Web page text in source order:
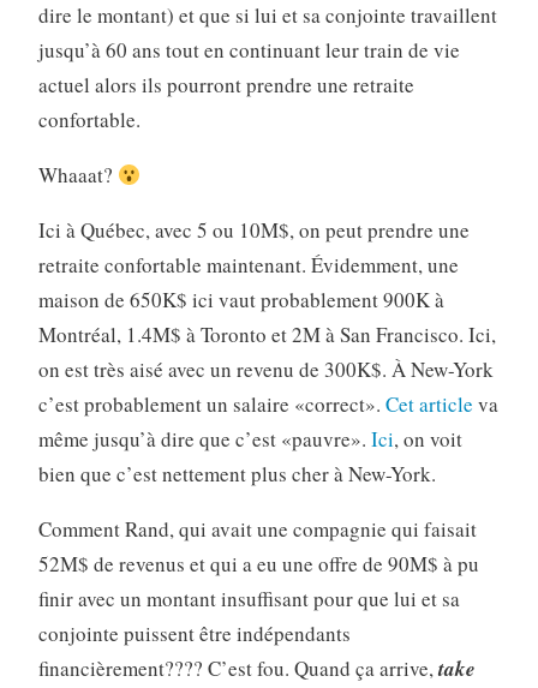
dire le montant) et que si lui et sa conjointe travaillent
jusqu’à 60 ans tout en continuant leur train de vie
actuel alors ils pourront prendre une retraite
confortable.
Whaaat?
Ici à Québec, avec 5 ou 10M$, on peut prendre une
retraite confortable maintenant. Évidemment, une
maison de 650K$ ici vaut probablement 900K à
Montréal, 1.4M$ à Toronto et 2M à San Francisco. Ici,
on est très aisé avec un revenu de 300K$. À New-York
c’est probablement un salaire «correct». Cet article va
même jusqu’à dire que c’est «pauvre». Ici, on voit
bien que c’est nettement plus cher à New-York.
Comment Rand, qui avait une compagnie qui faisait
52M$ de revenus et qui a eu une offre de 90M$ à pu
finir avec un montant insuffisant pour que lui et sa
conjointe puissent être indépendants
financièrement???? C’est fou. Quand ça arrive,take